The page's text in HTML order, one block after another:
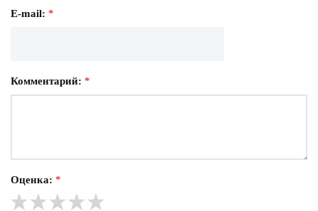
E-mail: *
Комментарий: *
Оценка: *